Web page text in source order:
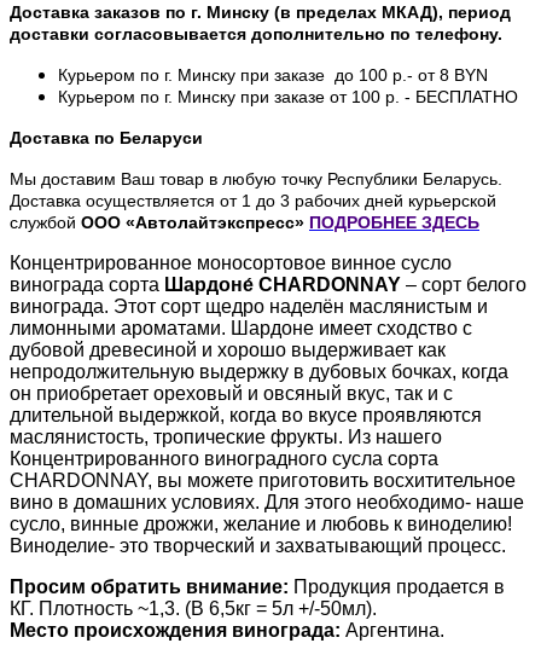
Доставка заказов по г. Минску (в пределах МКАД), период
доставки согласовывается дополнительно по телефону.
Курьером по г. Минску при заказе до 100 р.- от 8 BYN
Курьером по г. Минску при заказе от 100 р. - БЕСПЛАТНО
Доставка по Беларуси
Мы доставим Ваш товар в любую точку Республики Беларусь.
Доставка осуществляется от 1 до 3 рабочих дней курьерской
службой ООО «Автолайтэкспресс» ПОДРОБНЕЕ ЗДЕСЬ
Концентрированное моносортовое винное сусло
винограда сорта Шардоне́ CHARDONNAY – сорт белого
винограда. Этот сорт щедро наделён маслянистым и
лимонными ароматами. Шардоне имеет сходство с
дубовой древесиной и хорошо выдерживает как
непродолжительную выдержку в дубовых бочках, когда
он приобретает ореховый и овсяный вкус, так и с
длительной выдержкой, когда во вкусе проявляются
маслянистость, тропические фрукты. Из нашего
Концентрированного виноградного сусла сорта
CHARDONNAY, вы можете приготовить восхитительное
вино в домашних условиях. Для этого необходимо- наше
сусло, винные дрожжи, желание и любовь к виноделию!
Виноделие- это творческий и захватывающий процесс.
Просим обратить внимание: Продукция продается в
КГ. Плотность ~1,3. (В 6,5кг = 5л +/-50мл).
Место происхождения винограда: Аргентина.